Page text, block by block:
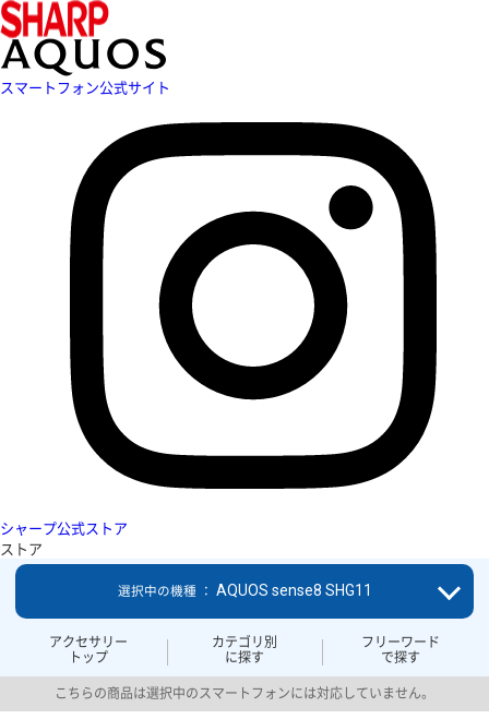
スマートフォン公式サイト
シャープ公式ストア
ストア
アクセサリー
トップ
カテゴリ別
に探す
フリーワード
で探す
選択中の機種 ： AQUOS sense8 SHG11
こちらの商品は選択中のスマートフォンには対応していません。